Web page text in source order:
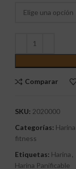
Comparar
SKU: 2020000
Categorías: Harina
fitness
Etiquetas: Harina ,
Harina Panificable